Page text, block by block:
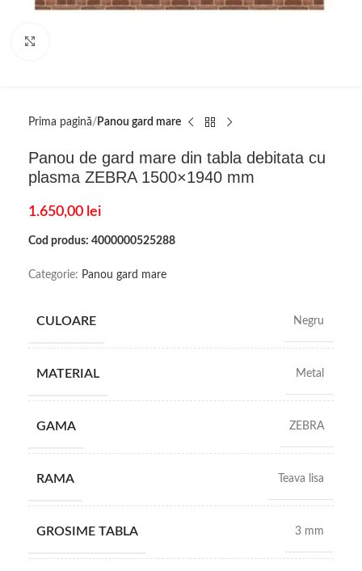
Prima pagină Panou gard mare
Panou de gard mare din tabla debitata cu
plasma ZEBRA 1500×1940 mm
1.650,00 lei
Cod produs: 4000000525288
Categorie: Panou gard mare
CULOARE Negru
MATERIAL Metal
GAMA ZEBRA
RAMA Teava lisa
GROSIME TABLA 3 mm